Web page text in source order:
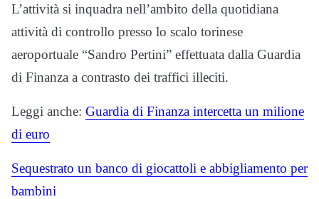
L’attività si inquadra nell’ambito della quotidiana
attività di controllo presso lo scalo torinese
aeroportuale “Sandro Pertini” effettuata dalla Guardia
di Finanza a contrasto dei traffici illeciti.
Leggi anche: Guardia di Finanza intercetta un milione
di euro
Sequestrato un banco di giocattoli e abbigliamento per
bambini